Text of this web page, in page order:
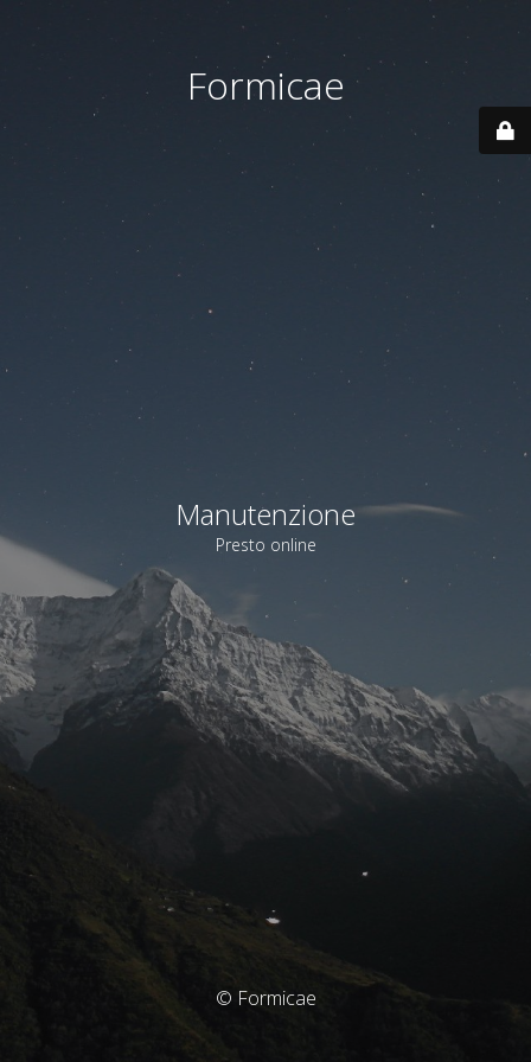
Formicae
Manutenzione
Presto online
© Formicae